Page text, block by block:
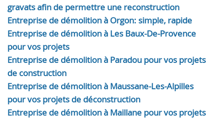
gravats afin de permettre une reconstruction
Entreprise de démolition à Orgon: simple, rapide
Entreprise de démolition à Les Baux-De-Provence
pour vos projets
Entreprise de démolition à Paradou pour vos projets
de construction
Entreprise de démolition à Maussane-Les-Alpilles
pour vos projets de déconstruction
Entreprise de démolition à Maillane pour vos projets